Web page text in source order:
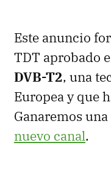
Este anuncio
TDT aprobado
DVB-T2, una
Europea y que
Ganaremos
nuevo canal.